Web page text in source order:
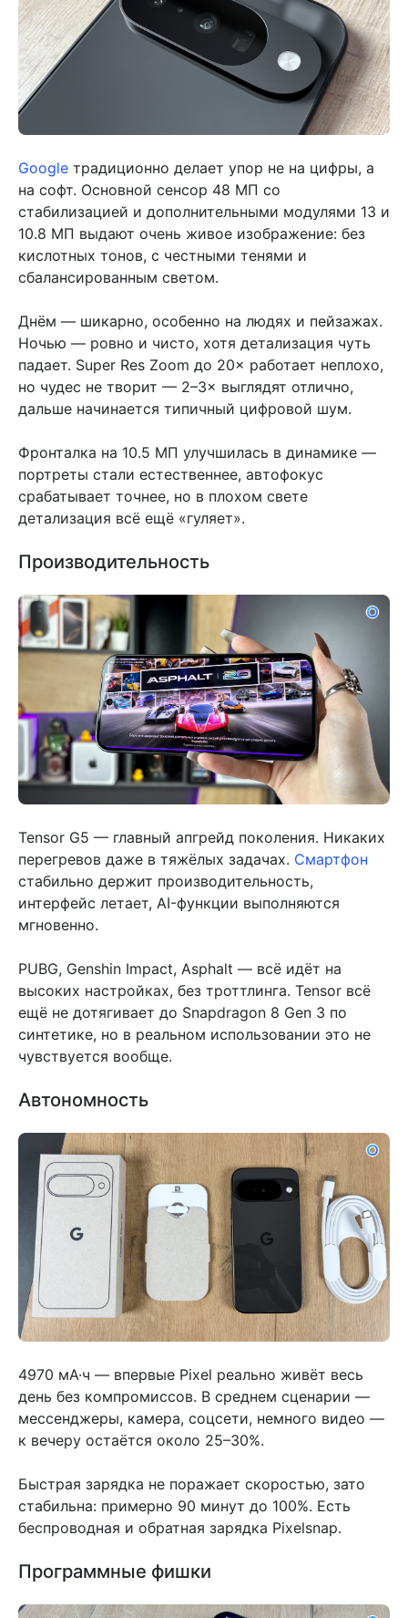
Google традиционно делает упор не на цифры, а
на софт. Основной сенсор 48 МП со
стабилизацией и дополнительными модулями 13 и
10.8 МП выдают очень живое изображение: без
кислотных тонов, с честными тенями и
сбалансированным светом.
Днём — шикарно, особенно на людях и пейзажах.
Ночью — ровно и чисто, хотя детализация чуть
падает. Super Res Zoom до 20× работает неплохо,
но чудес не творит — 2–3× выглядят отлично,
дальше начинается типичный цифровой шум.
Фронталка на 10.5 МП улучшилась в динамике —
портреты стали естественнее, автофокус
срабатывает точнее, но в плохом свете
детализация всё ещё «гуляет».
Производительность
Tensor G5 — главный апгрейд поколения. Никаких
перегревов даже в тяжёлых задачах. Смартфон
стабильно держит производительность,
интерфейс летает, AI-функции выполняются
мгновенно.
PUBG, Genshin Impact, Asphalt — всё идёт на
высоких настройках, без троттлинга. Tensor всё
ещё не дотягивает до Snapdragon 8 Gen 3 по
синтетике, но в реальном использовании это не
чувствуется вообще.
Автономность
4970 мА·ч — впервые Pixel реально живёт весь
день без компромиссов. В среднем сценарии —
мессенджеры, камера, соцсети, немного видео —
к вечеру остаётся около 25–30%.
Быстрая зарядка не поражает скоростью, зато
стабильна: примерно 90 минут до 100%. Есть
беспроводная и обратная зарядка Pixelsnap.
Программные фишки